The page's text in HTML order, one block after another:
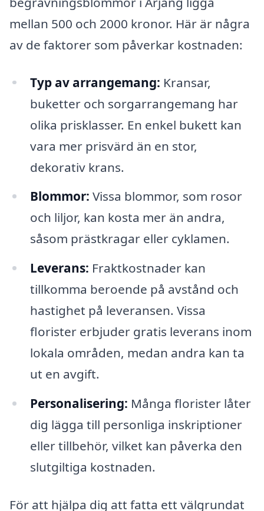
mellan 500 och 2000 kronor. Här är några
av de faktorer som påverkar kostnaden:
Typ av arrangemang: Kransar,
buketter och sorgarrangemang har
olika prisklasser. En enkel bukett kan
vara mer prisvärd än en stor,
dekorativ krans.
Blommor: Vissa blommor, som rosor
och liljor, kan kosta mer än andra,
såsom prästkragar eller cyklamen.
Leverans: Fraktkostnader kan
tillkomma beroende på avstånd och
hastighet på leveransen. Vissa
florister erbjuder gratis leverans inom
lokala områden, medan andra kan ta
ut en avgift.
Personalisering: Många florister låter
dig lägga till personliga inskriptioner
eller tillbehör, vilket kan påverka den
slutgiltiga kostnaden.
För att hjälpa dig att fatta ett välgrundat